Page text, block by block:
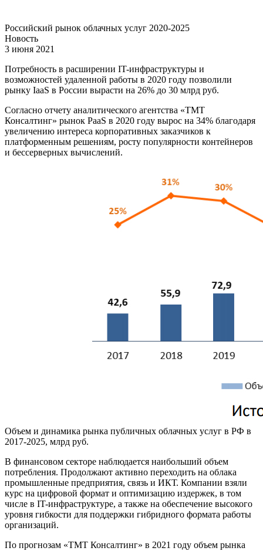
Российский рынок облачных услуг 2020-2025
Новость
3 июня 2021
Потребность в расширении IT-инфраструктуры и
возможностей удаленной работы в 2020 году позволили
рынку IaaS в России вырасти на 26% до 30 млрд руб.
Согласно отчету аналитического агентства «ТМТ
Консалтинг» рынок PaaS в 2020 году вырос на 34% благодаря
увеличению интереса корпоративных заказчиков к
платформенным решениям, росту популярности контейнеров
и бессерверных вычислений.
Объем и динамика рынка публичных облачных услуг в РФ в
2017-2025, млрд руб.
В финансовом секторе наблюдается наибольший объем
потребления. Продолжают активно переходить на облака
промышленные предприятия, связь и ИКТ. Компании взяли
курс на цифровой формат и оптимизацию издержек, в том
числе в IT-инфраструктуре, а также на обеспечение высокого
уровня гибкости для поддержки гибридного формата работы
организаций.
По прогнозам «ТМТ Консалтинг» в 2021 году объем рынка